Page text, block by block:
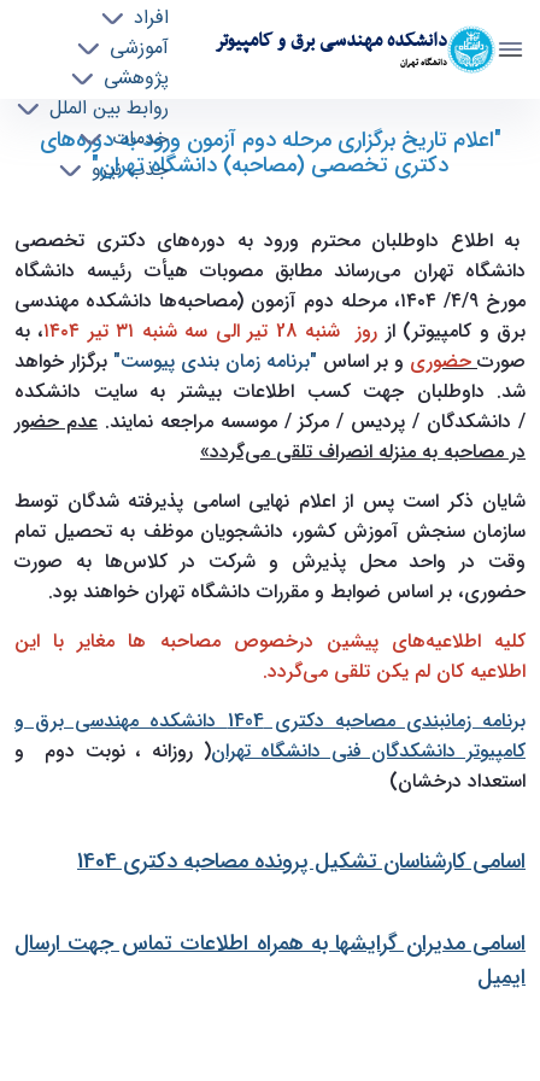
دانشکده مهندسی برق و کامپیوتر
دانشگاه تهران
افراد
آموزشی
پژوهشی
روابط بین الملل
خدمات
جذب نیرو
"اعلام تاریخ برگزاری مرحله دوم آزمون ورود به
دوره‌های دکتری تخصصی (مصاحبه) دانشگاه
"اعلام تاریخ برگزاری مرحله دوم آزمون ورود به دوره‌های
دکتری تخصصی (مصاحبه) دانشگاه تهران"
به اطلاع داوطلبان محترم ورود به دوره‌های دکتری تخصصی
دانشگاه تهران می‌رساند مطابق مصوبات هیأت رئیسه دانشگاه
مورخ ۴/۹/ ۱۴۰۴، مرحله دوم آزمون (مصاحبه‌ها دانشکده مهندسی
برق و کامپیوتر) از روز شنبه 28 تیر الی سه شنبه ۳۱ تیر ۱۴۰۴
، به
صورت حضوری و بر اساس "برنامه زمان بندی پیوست" برگزار خواهد
شد. داوطلبان جهت کسب اطلاعات بیشتر به سایت دانشکده
/ ‏دانشکدگان‬ / ‏پردیس‬ / ‏مرکز‬ / ‏موسسه‬ مراجعه نمایند. عدم حضور
در مصاحبه به منزله انصراف تلقیمی‌گردد»
شایان ذکر است پس از اعلام نهایی اسامی پذیرفته شدگان توسط
سازمان سنجش آموزش کشور، دانشجویان موظف به تحصیل تمام
وقت در واحد محل پذیرش و شرکت در کلاس‌ها به صورت
حضوری، بر اساس ضوابط و مقررات دانشگاه تهران خواهند بود.
کلیه اطلاعیه‌های پیشین درخصوص مصاحبه ‌ها مغایر با این
اطلاعیه کان لم یکن تلقی می‌گردد.
برنامه زمانبندی مصاحبه دکتری 1404 دانشکده مهندسی برق و
کامپیوتر دانشکدگان فنی دانشگاه تهران( روزانه ، نوبت دوم و
استعداد درخشان)
اسامی کارشناسان تشکیل پرونده مصاحبه دکتری 1404
اسامی مدیران گرایشها به همراه اطلاعات تماس جهت ارسال
ایمیل